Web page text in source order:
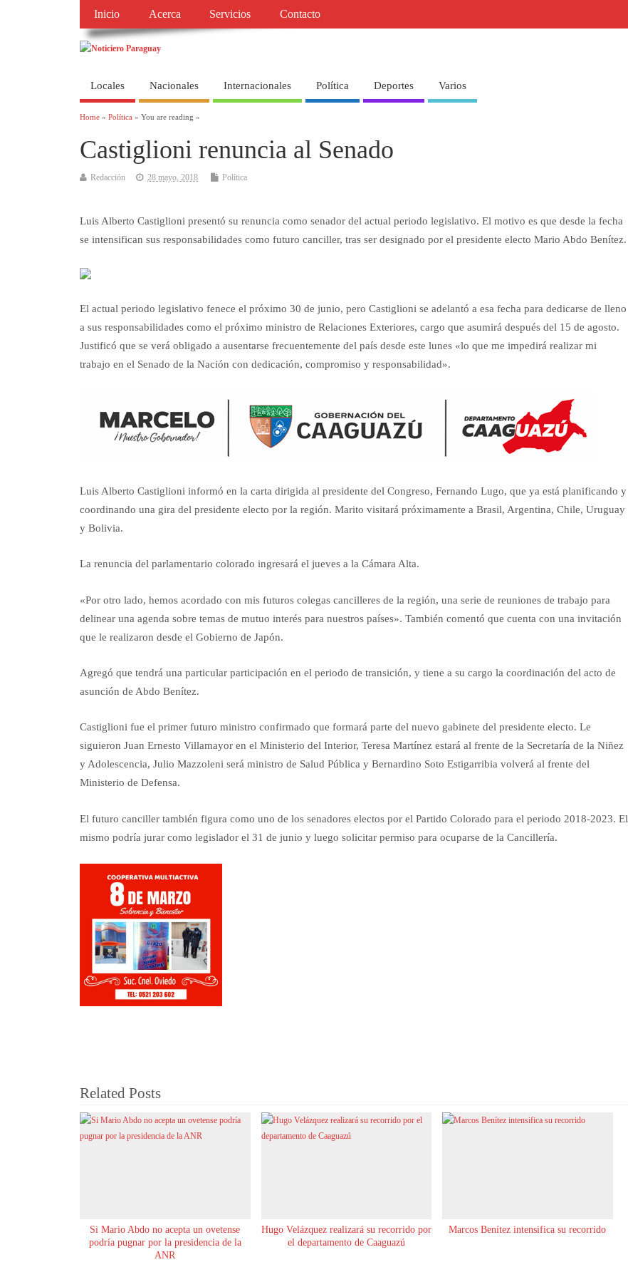
Inicio Acerca Servicios Contacto
Locales Nacionales Internacionales Política Deportes Varios
Home » Política » You are reading »
Castiglioni renuncia al Senado
Redacción 28 mayo, 2018 Política
Luis Alberto Castiglioni presentó su renuncia como senador del actual periodo legislativo. El motivo es que desde la fecha
se intensifican sus responsabilidades como futuro canciller, tras ser designado por el presidente electo Mario Abdo Benítez.
El actual periodo legislativo fenece el próximo 30 de junio, pero Castiglioni se adelantó a esa fecha para dedicarse de lleno
a sus responsabilidades como el próximo ministro de Relaciones Exteriores, cargo que asumirá después del 15 de agosto.
Justificó que se verá obligado a ausentarse frecuentemente del país desde este lunes «lo que me impedirá realizar mi
trabajo en el Senado de la Nación con dedicación, compromiso y responsabilidad».
Luis Alberto Castiglioni informó en la carta dirigida al presidente del Congreso, Fernando Lugo, que ya está planificando y
coordinando una gira del presidente electo por la región. Marito visitará próximamente a Brasil, Argentina, Chile, Uruguay
y Bolivia.
La renuncia del parlamentario colorado ingresará el jueves a la Cámara Alta.
«Por otro lado, hemos acordado con mis futuros colegas cancilleres de la región, una serie de reuniones de trabajo para
delinear una agenda sobre temas de mutuo interés para nuestros países». También comentó que cuenta con una invitación
que le realizaron desde el Gobierno de Japón.
Agregó que tendrá una particular participación en el periodo de transición, y tiene a su cargo la coordinación del acto de
asunción de Abdo Benítez.
Castiglioni fue el primer futuro ministro confirmado que formará parte del nuevo gabinete del presidente electo. Le
siguieron Juan Ernesto Villamayor en el Ministerio del Interior, Teresa Martínez estará al frente de la Secretaría de la Niñez
y Adolescencia, Julio Mazzoleni será ministro de Salud Pública y Bernardino Soto Estigarribia volverá al frente del
Ministerio de Defensa.
El futuro canciller también figura como uno de los senadores electos por el Partido Colorado para el periodo 2018-2023. El
mismo podría jurar como legislador el 31 de junio y luego solicitar permiso para ocuparse de la Cancillería.
Related Posts
Si Mario Abdo no acepta un ovetense
podría pugnar por la presidencia de la
ANR
Hugo Velázquez realizará su recorrido por
el departamento de Caaguazú
Marcos Benítez intensifica su recorrido